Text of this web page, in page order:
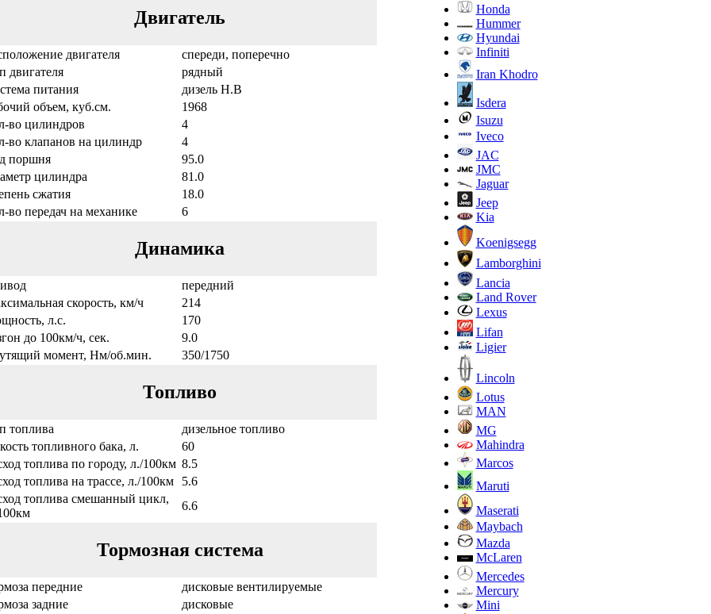
Двигатель
двигателя
спереди, поперечно
двигателя
рядный
питания
дизель Н.В
объем, куб.см.
1968
во цилиндров
4
во клапанов на цилиндр
4
поршня
95.0
цилиндра
81.0
сжатия
18.0
во передач на механике
6
Динамика
передний
скорость, км/ч
214
л.с.
170
до 100км/ч, сек.
9.0
момент, Нм/об.мин.
350/1750
Топливо
топлива
дизельное топливо
топливного бака, л.
60
топлива по городу, л./100км 8.5
топлива на трассе, л./100км
5.6
топлива смешанный цикл,
6.6
Тормозная система
передние
дисковые вентилируемые
задние
дисковые
Honda
Hummer
Hyundai
Infiniti
Iran Khodro
Isdera
Isuzu
Iveco
JAC
JMC
Jaguar
Jeep
Kia
Koenigsegg
Lamborghini
Lancia
Land Rover
Lexus
Lifan
Ligier
Lincoln
Lotus
MAN
MG
Mahindra
Marcos
Maruti
Maserati
Maybach
Mazda
McLaren
Mercedes
Mercury
Mini